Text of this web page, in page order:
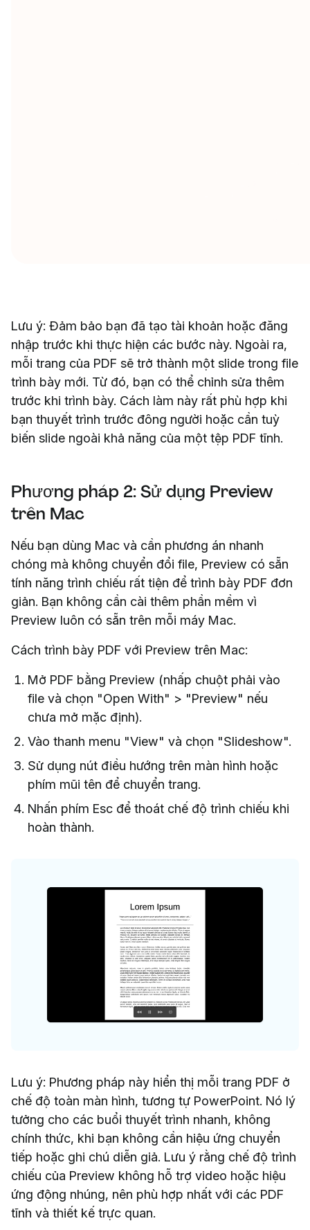
Lưu ý: Đảm bảo bạn đã tạo tài khoản hoặc đăng
nhập trước khi thực hiện các bước này. Ngoài ra,
mỗi trang của PDF sẽ trở thành một slide trong file
trình bày mới. Từ đó, bạn có thể chỉnh sửa thêm
trước khi trình bày. Cách làm này rất phù hợp khi
bạn thuyết trình trước đông người hoặc cần tuỳ
biến slide ngoài khả năng của một tệp PDF tĩnh.
Phương pháp 2: Sử dụng Preview
trên Mac
Nếu bạn dùng Mac và cần phương án nhanh
chóng mà không chuyển đổi file, Preview có sẵn
tính năng trình chiếu rất tiện để trình bày PDF đơn
giản. Bạn không cần cài thêm phần mềm vì
Preview luôn có sẵn trên mỗi máy Mac.
Cách trình bày PDF với Preview trên Mac:
Mở PDF bằng Preview (nhấp chuột phải vào
file và chọn "Open With" > "Preview" nếu
chưa mở mặc định).
Vào thanh menu "View" và chọn "Slideshow".
Sử dụng nút điều hướng trên màn hình hoặc
phím mũi tên để chuyển trang.
Nhấn phím Esc để thoát chế độ trình chiếu khi
hoàn thành.
Lưu ý: Phương pháp này hiển thị mỗi trang PDF ở
chế độ toàn màn hình, tương tự PowerPoint. Nó lý
tưởng cho các buổi thuyết trình nhanh, không
chính thức, khi bạn không cần hiệu ứng chuyển
tiếp hoặc ghi chú diễn giả. Lưu ý rằng chế độ trình
chiếu của Preview không hỗ trợ video hoặc hiệu
ứng động nhúng, nên phù hợp nhất với các PDF
tĩnh và thiết kế trực quan.